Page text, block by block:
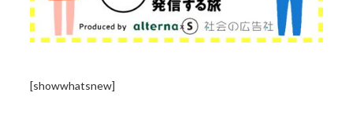
[showwhatsnew]